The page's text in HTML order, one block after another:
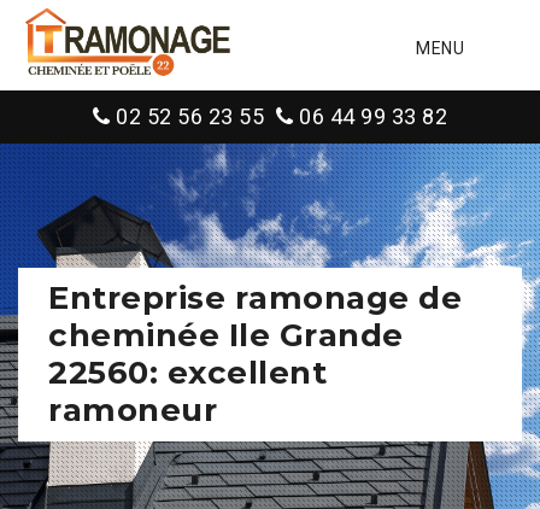
MENU
02 52 56 23 55 06 44 99 33 82
Entreprise ramonage de
cheminée Ile Grande
22560: excellent
ramoneur